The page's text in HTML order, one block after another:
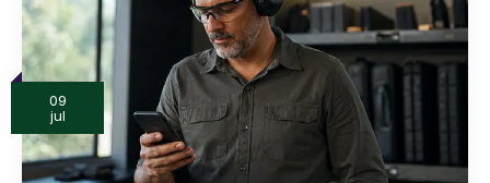
09
jul